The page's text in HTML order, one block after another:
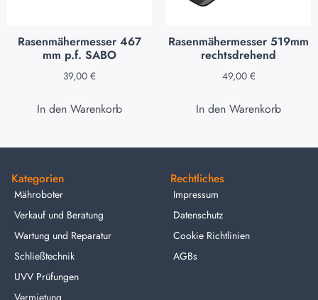
Rasenmähermesser 467
mm p.f. SABO
39,00 €
In den Warenkorb
Rasenmähermesser 519mm
rechtsdrehend
49,00 €
In den Warenkorb
Kategorien
Mähroboter
Verkauf und Beratung
Wartung und Reparatur
Schließtechnik
UVV Prüfungen
Vermietung
Rechtliches
Impressum
Datenschutz
Cookie Richtlinien
AGBs